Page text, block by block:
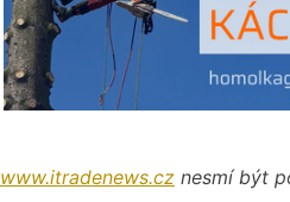
www.itradenews.cz nesmí být